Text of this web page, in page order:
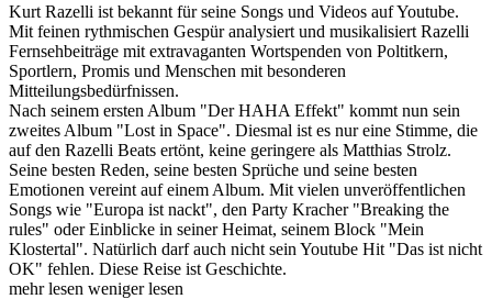
Kurt Razelli ist bekannt für seine Songs und Videos auf Youtube.
Mit feinen rythmischen Gespür analysiert und musikalisiert Razelli
Fernsehbeiträge mit extravaganten Wortspenden von Poltitkern,
Sportlern, Promis und Menschen mit besonderen
Mitteilungsbedürfnissen.
Nach seinem ersten Album "Der HAHA Effekt" kommt nun sein
zweites Album "Lost in Space". Diesmal ist es nur eine Stimme, die
auf den Razelli Beats ertönt, keine geringere als Matthias Strolz.
Seine besten Reden, seine besten Sprüche und seine besten
Emotionen vereint auf einem Album. Mit vielen unveröffentlichen
Songs wie "Europa ist nackt", den Party Kracher "Breaking the
rules" oder Einblicke in seiner Heimat, seinem Block "Mein
Klostertal". Natürlich darf auch nicht sein Youtube Hit "Das ist nicht
OK" fehlen. Diese Reise ist Geschichte.
mehr lesen weniger lesen